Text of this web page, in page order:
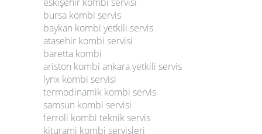
bursa kombi servis
baykan kombi yetkili servis
atasehir kombi servisi
baretta kombi
ariston kombi ankara yetkili servis
lynx kombi servisi
termodinamik kombi servis
samsun kombi servisi
ferroli kombi teknik servis
kiturami kombi servisleri